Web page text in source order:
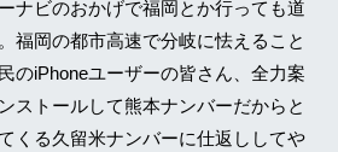
ナビのおかげで福岡とか行っても道
福岡の都市高速で分岐に怯えること
のiPhoneユーザーの皆さん、全力案
ストールして熊本ナンバーだからと
くる久留米ナンバーに仕返ししてや